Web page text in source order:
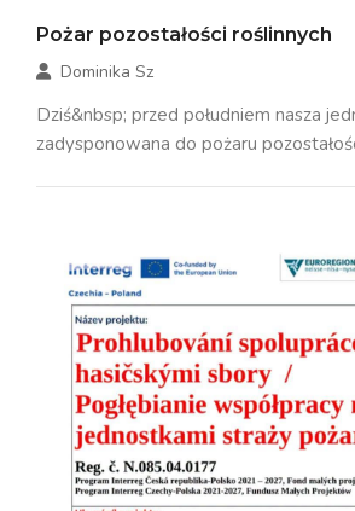
Pożar pozostałości roślinnych
Dominika Sz
Dziś&nbsp; przed południem nasza
zadysponowana do pożaru